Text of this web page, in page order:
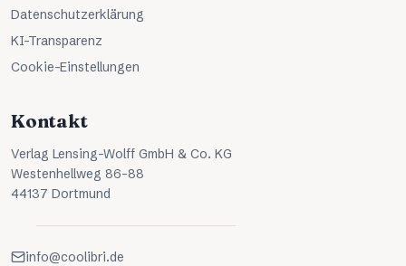
Datenschutzerklärung
KI-Transparenz
Cookie-Einstellungen
Kontakt
Verlag Lensing-Wolff GmbH & Co. KG
Westenhellweg 86-88
44137 Dortmund
info@coolibri.de